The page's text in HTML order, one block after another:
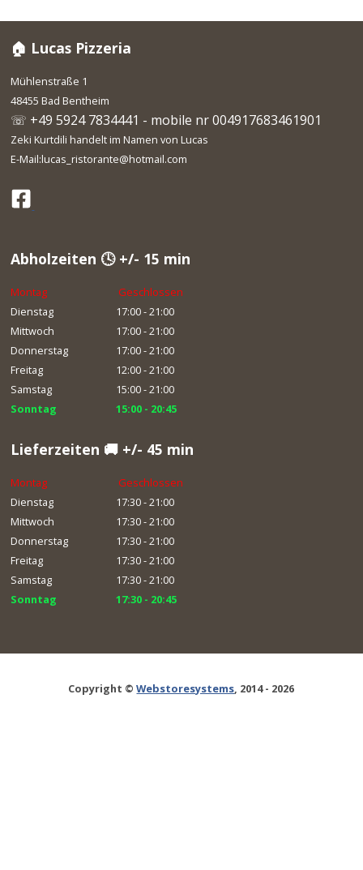
🏠 Lucas Pizzeria
Mühlenstraße 1
48455 Bad Bentheim
☏ +49 5924 7834441 - mobile nr 004917683461901
Zeki Kurtdili handelt im Namen von Lucas
E-Mail:lucas_ristorante@hotmail.com
Abholzeiten 🕓 +/- 15 min
Montag
Geschlossen
Dienstag
17:00 - 21:00
Mittwoch
17:00 - 21:00
Donnerstag
17:00 - 21:00
Freitag
12:00 - 21:00
Samstag
15:00 - 21:00
Sonntag
15:00 - 20:45
Lieferzeiten 🚚 +/- 45 min
Montag
Geschlossen
Dienstag
17:30 - 21:00
Mittwoch
17:30 - 21:00
Donnerstag
17:30 - 21:00
Freitag
17:30 - 21:00
Samstag
17:30 - 21:00
Sonntag
17:30 - 20:45
Copyright ©Webstoresystems, 2014 - 2026